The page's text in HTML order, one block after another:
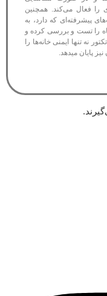
فعال می‌کند. همچنین
پیشرفته‌ای که دارد، به
را تست و بررسی کرده و
نه تنها ایمنی خانه‌ها را
پایان میدهد.